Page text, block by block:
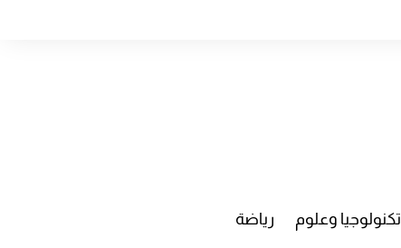
تكنولوجيا وعلوم رياضة